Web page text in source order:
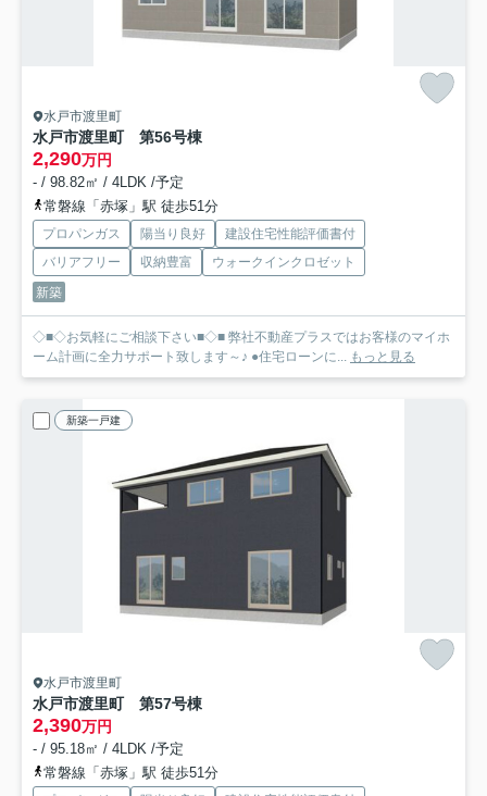
水戸市渡里町
水戸市渡里町 第56号棟
2,290万円
- / 98.82㎡ / 4LDK /予定
常磐線「赤塚」駅 徒歩51分
プロパンガス 陽当り良好
建設住宅性能評価書付
バリアフリー
収納豊富
ウォークインクロゼット
新築
◇■◇お気軽にご相談下さい■◇■ 弊社不動産プラスではお客様のマイホ
ーム計画に全力サポート致します～♪ ●住宅ローンに...
もっと見る
新築一戸建
水戸市渡里町
水戸市渡里町 第57号棟
2,390万円
- / 95.18㎡ / 4LDK /予定
常磐線「赤塚」駅 徒歩51分